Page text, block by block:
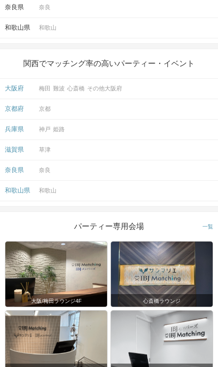
奈良県 奈良
和歌山県 和歌山
関西でマッチング率の高いパーティー・イベント
大阪府 梅田 難波 心斎橋 その他大阪府
京都府 京都
兵庫県 神戸 姫路
滋賀県 草津
奈良県 奈良
和歌山県 和歌山
パーティー専用会場 一覧
大阪/梅田ラウンジ4F 心斎橋ラウンジ